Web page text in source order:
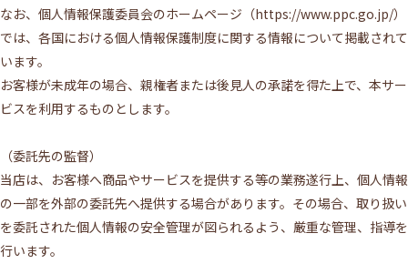
なお、個人情報保護委員会のホームページ（https://www.ppc.go.jp/）
では、各国における個人情報保護制度に関する情報について掲載されて
います。
お客様が未成年の場合、親権者または後見人の承諾を得た上で、本サー
ビスを利用するものとします。
（委託先の監督）
当店は、お客様へ商品やサービスを提供する等の業務遂行上、個人情報
の一部を外部の委託先へ提供する場合があります。その場合、取り扱い
を委託された個人情報の安全管理が図られるよう、厳重な管理、指導を
行います。